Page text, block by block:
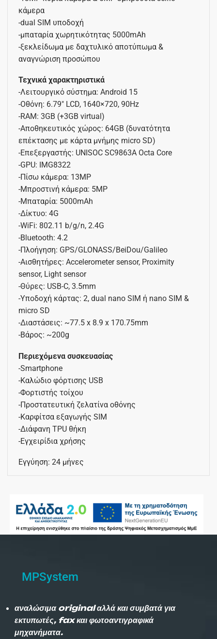
κάμερα
-dual SIM υποδοχή
-μπαταρία χωρητικότητας 5000mAh
-ξεκλείδωμα με δαχτυλικό αποτύπωμα &
αναγνώριση προσώπου
Τεχνικά χαρακτηριστικά
-Λειτουργικό σύστημα: Android 15
-Οθόνη: 6.79″ LCD, 1640×720, 90Hz
-RAM: 3GB (+3GB virtual)
-Αποθηκευτικός χώρος: 64GB (δυνατότητα
επέκτασης με κάρτα μνήμης micro SD)
-Επεξεργαστής: UNISOC SC9863A Octa Core
-GPU: IMG8322
-Πίσω κάμερα: 13MP
-Μπροστινή κάμερα: 5MP
-Μπαταρία: 5000mAh
-Δίκτυο: 4G
-WiFi: 802.11 b/g/n, 2.4G
-Bluetooth: 4.2
-Πλοήγηση: GPS/GLONASS/BeiDou/Galileo
-Αισθητήρες: Accelerometer sensor, Proximity
sensor, Light sensor
-Θύρες: USB-C, 3.5mm
-Υποδοχή κάρτας: 2, dual nano SIM ή nano SIM &
micro SD
-Διαστάσεις: ~77.5 x 8.9 x 170.75mm
-Βάρος: ~200g
Περιεχόμενα συσκευασίας
-Smartphone
-Καλώδιο φόρτισης USB
-Φορτιστής τοίχου
-Προστατευτική ζελατίνα οθόνης
-Καρφίτσα εξαγωγής SIM
-Διάφανη TPU θήκη
-Εγχειρίδια χρήσης
Εγγύηση: 24 μήνες
MPSystem
αναλώσιμα original αλλά και συμβατά για
εκτυπωτές, fax και φωτοαντιγραφικά
μηχανήματα.